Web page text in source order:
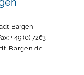
Bargen |
+ 49 (0) 7263
Bargen.de